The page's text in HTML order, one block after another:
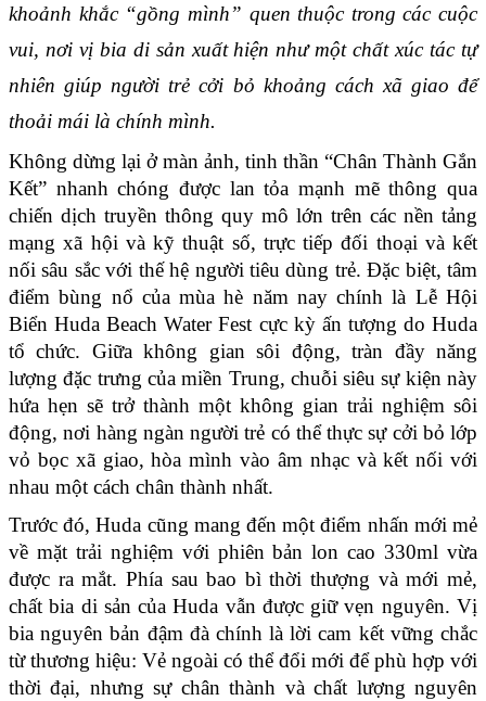
khoảnh khắc “gồng mình” quen thuộc trong các cuộc
vui, nơi vị bia di sản xuất hiện như một chất xúc tác tự
nhiên giúp người trẻ cởi bỏ khoảng cách xã giao để
thoải mái là chính mình.
Không dừng lại ở màn ảnh, tinh thần “Chân Thành Gắn
Kết” nhanh chóng được lan tỏa mạnh mẽ thông qua
chiến dịch truyền thông quy mô lớn trên các nền tảng
mạng xã hội và kỹ thuật số, trực tiếp đối thoại và kết
nối sâu sắc với thế hệ người tiêu dùng trẻ. Đặc biệt, tâm
điểm bùng nổ của mùa hè năm nay chính là Lễ Hội
Biển Huda Beach Water Fest cực kỳ ấn tượng do Huda
tổ chức. Giữa không gian sôi động, tràn đầy năng
lượng đặc trưng của miền Trung, chuỗi siêu sự kiện này
hứa hẹn sẽ trở thành một không gian trải nghiệm sôi
động, nơi hàng ngàn người trẻ có thể thực sự cởi bỏ lớp
vỏ bọc xã giao, hòa mình vào âm nhạc và kết nối với
nhau một cách chân thành nhất.
Trước đó, Huda cũng mang đến một điểm nhấn mới mẻ
về mặt trải nghiệm với phiên bản lon cao 330ml vừa
được ra mắt. Phía sau bao bì thời thượng và mới mẻ,
chất bia di sản của Huda vẫn được giữ vẹn nguyên. Vị
bia nguyên bản đậm đà chính là lời cam kết vững chắc
từ thương hiệu: Vẻ ngoài có thể đổi mới để phù hợp với
thời đại, nhưng sự chân thành và chất lượng nguyên